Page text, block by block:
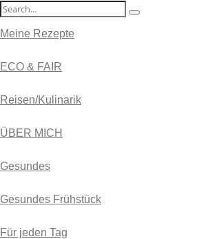
Meine Rezepte
ECO & FAIR
Reisen/Kulinarik
ÜBER MICH
Gesundes
Gesundes Frühstück
Für jeden Tag